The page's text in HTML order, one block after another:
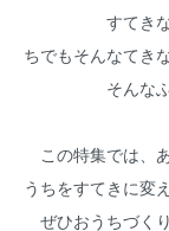
すてきなイン
ちでもそんなてき
そんなふう
この特集では、
うちをすてきに変
ぜひおうちづく